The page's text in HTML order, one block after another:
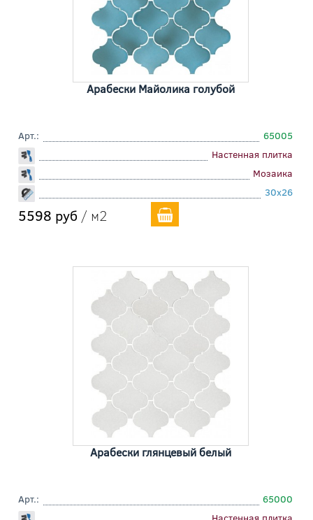
Арабески Майолика голубой
Арт.:
65005
Настенная плитка
Мозаика
30x26
5598 руб / м2
Арабески глянцевый белый
Арт.:
65000